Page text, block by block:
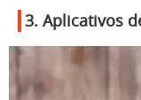
3. Aplicativos